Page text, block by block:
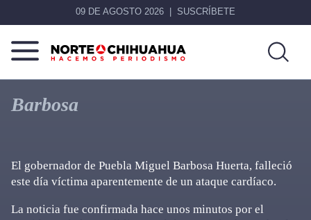
09 DE AGOSTO 2026 SUSCRÍBETE
Norte
Chihuahua
Más
que
noticias,
Barbosa
El gobernador de Puebla Miguel Barbosa Huerta, falleció
este día víctima aparentemente de un ataque cardíaco.
La noticia fue confirmada hace unos minutos por el